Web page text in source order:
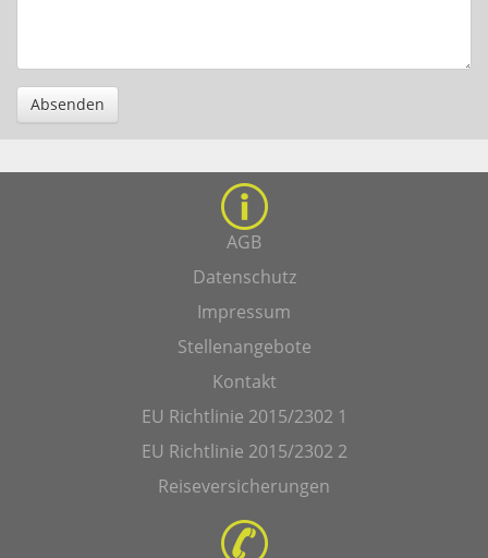
Absenden
AGB
Datenschutz
Impressum
Stellenangebote
Kontakt
EU Richtlinie 2015/2302 1
EU Richtlinie 2015/2302 2
Reiseversicherungen